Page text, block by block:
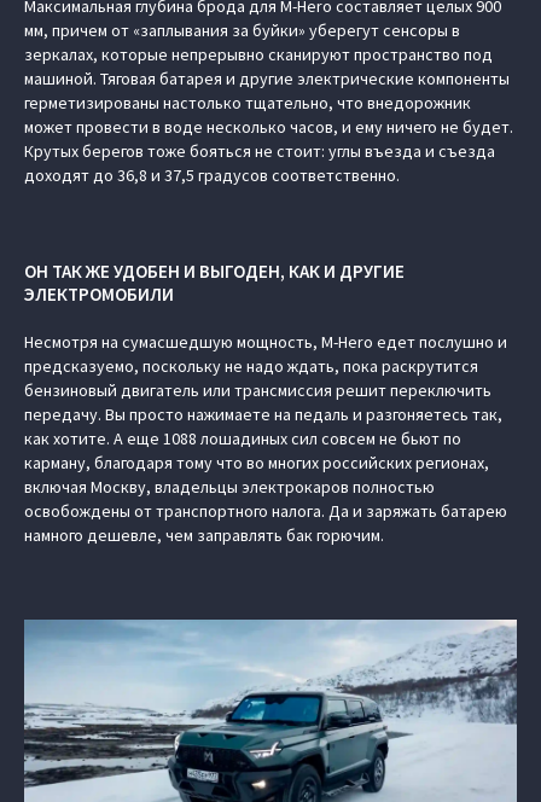
Максимальная глубина брода для M-Hero составляет целых 900
мм, причем от «заплывания за буйки» уберегут сенсоры в
зеркалах, которые непрерывно сканируют пространство под
машиной. Тяговая батарея и другие электрические компоненты
герметизированы настолько тщательно, что внедорожник
может провести в воде несколько часов, и ему ничего не будет.
Крутых берегов тоже бояться не стоит: углы въезда и съезда
доходят до 36,8 и 37,5 градусов соответственно.
ОН ТАК ЖЕ УДОБЕН И ВЫГОДЕН, КАК И ДРУГИЕ
ЭЛЕКТРОМОБИЛИ
Несмотря на сумасшедшую мощность, M-Hero едет послушно и
предсказуемо, поскольку не надо ждать, пока раскрутится
бензиновый двигатель или трансмиссия решит переключить
передачу. Вы просто нажимаете на педаль и разгоняетесь так,
как хотите. А еще 1088 лошадиных сил совсем не бьют по
карману, благодаря тому что во многих российских регионах,
включая Москву, владельцы электрокаров полностью
освобождены от транспортного налога. Да и заряжать батарею
намного дешевле, чем заправлять бак горючим.